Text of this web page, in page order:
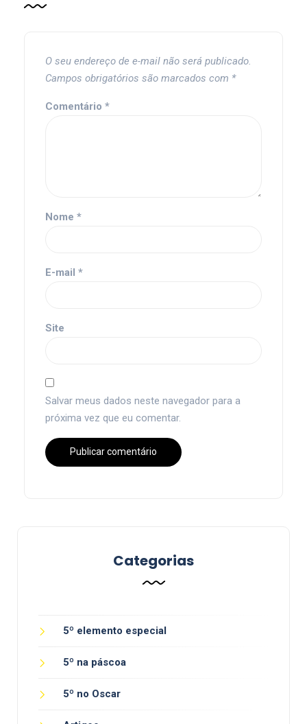
O seu endereço de e-mail não será publicado.
Campos obrigatórios são marcados com *
Comentário *
Nome *
E-mail *
Site
Salvar meus dados neste navegador para a
próxima vez que eu comentar.
Categorias
5º elemento especial
5º na páscoa
5º no Oscar